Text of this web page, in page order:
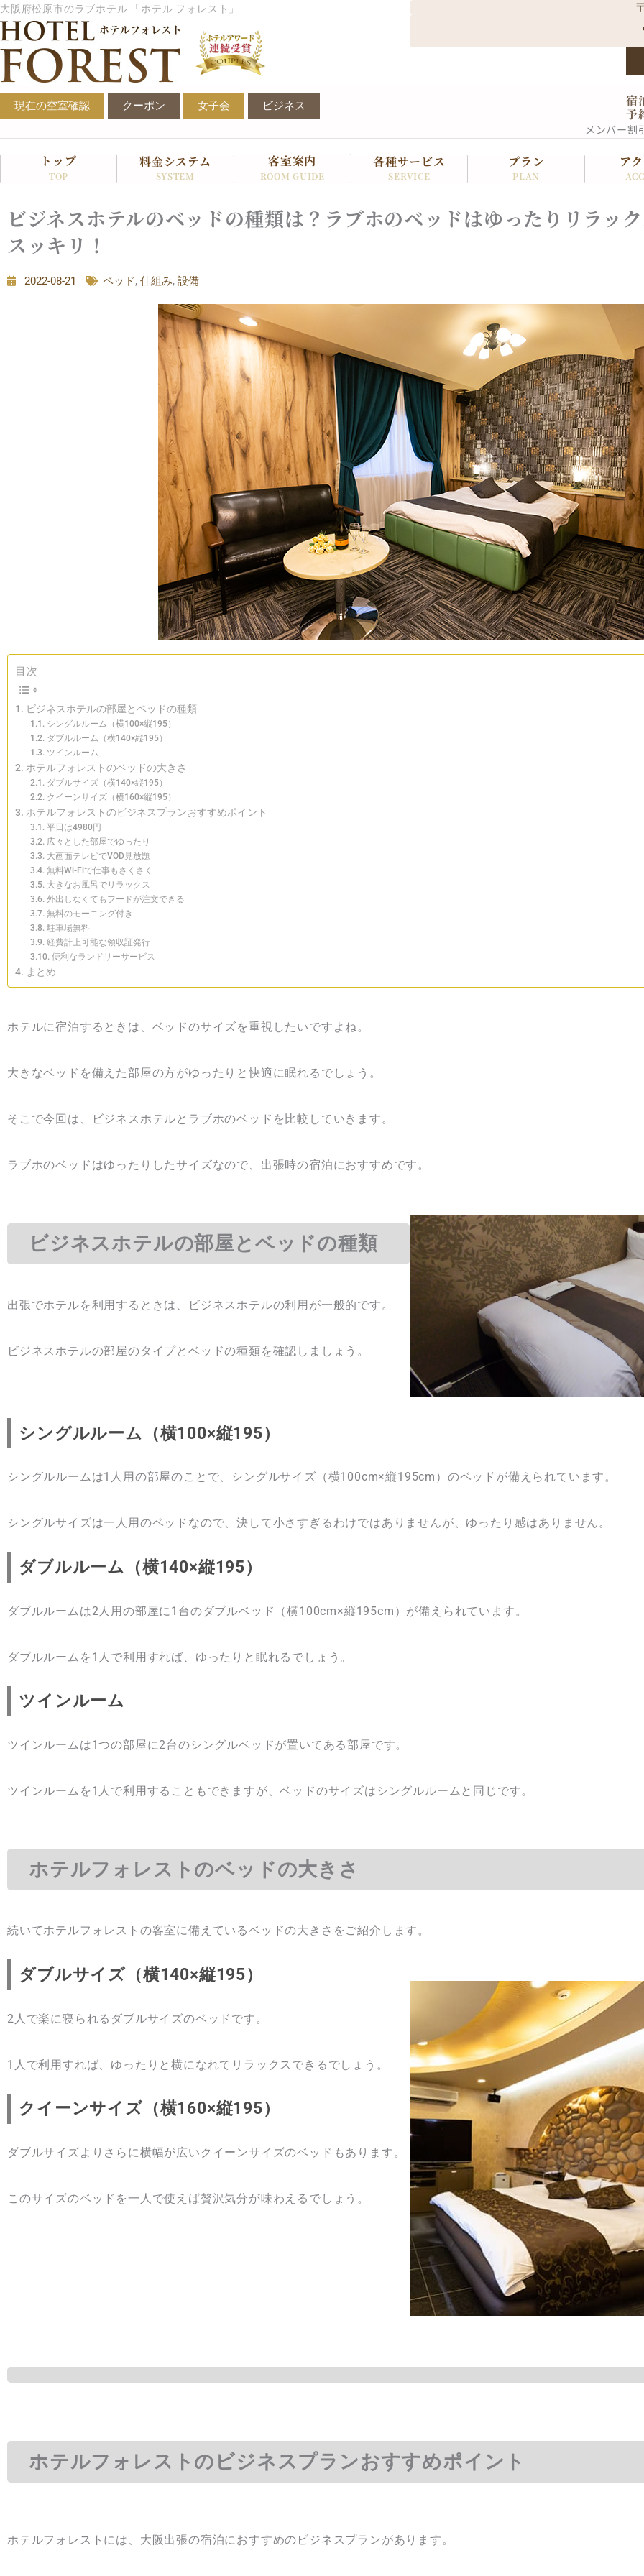
内
容
を
キ
ッ
大阪府松原市のラブホテル 「ホテル フォレスト」
現在の空室確認 クーポン 女子会 ビジネス
宿
予
メンバー割
トップ
TOP
料金システム
SYSTEM
客室案内
ROOM GUIDE
各種サービス
SERVICE
プラン
PLAN
ア
ビジネスホテルのベッドの種類は？ラブホのベッドはゆったりリラッ
スッキリ！
2022-08-21 ベッド, 仕組み, 設備
目次
ビジネスホテルの部屋とベッドの種類
シングルルーム（横100×縦195）
ダブルルーム（横140×縦195）
ツインルーム
ホテルフォレストのベッドの大きさ
ダブルサイズ（横140×縦195）
クイーンサイズ（横160×縦195）
ホテルフォレストのビジネスプランおすすめポイント
平日は4980円
広々とした部屋でゆったり
大画面テレビでVOD見放題
無料Wi-Fiで仕事もさくさく
大きなお風呂でリラックス
外出しなくてもフードが注文できる
無料のモーニング付き
駐車場無料
経費計上可能な領収証発行
便利なランドリーサービス
まとめ
ホテルに宿泊するときは、ベッドのサイズを重視したいですよね。
大きなベッドを備えた部屋の方がゆったりと快適に眠れるでしょう。
そこで今回は、ビジネスホテルとラブホのベッドを比較していきます。
ラブホのベッドはゆったりしたサイズなので、出張時の宿泊におすすめです。
ビジネスホテルの部屋とベッドの種類
出張でホテルを利用するときは、ビジネスホテルの利用が一般的です。
ビジネスホテルの部屋のタイプとベッドの種類を確認しましょう。
シングルルーム（横100×縦195）
シングルルームは1人用の部屋のことで、シングルサイズ（横100cm×縦195cm）のベッドが備えられています。
シングルサイズは一人用のベッドなので、決して小さすぎるわけではありませんが、ゆったり感はありません。
ダブルルーム（横140×縦195）
ダブルルームは2人用の部屋に1台のダブルベッド（横100cm×縦195cm）が備えられています。
ダブルルームを1人で利用すれば、ゆったりと眠れるでしょう。
ツインルーム
ツインルームは1つの部屋に2台のシングルベッドが置いてある部屋です。
ツインルームを1人で利用することもできますが、ベッドのサイズはシングルルームと同じです。
ホテルフォレストのベッドの大きさ
続いてホテルフォレストの客室に備えているベッドの大きさをご紹介します。
ダブルサイズ（横140×縦195）
2人で楽に寝られるダブルサイズのベッドです。
1人で利用すれば、ゆったりと横になれてリラックスできるでしょう。
クイーンサイズ（横160×縦195）
ダブルサイズよりさらに横幅が広いクイーンサイズのベッドもあります。
このサイズのベッドを一人で使えば贅沢気分が味わえるでしょう。
ホテルフォレストのビジネスプランおすすめポイント
ホテルフォレストには、大阪出張の宿泊におすすめのビジネスプランがあります。